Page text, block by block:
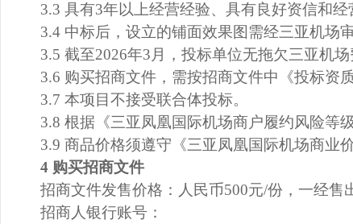
3.3 具有3年以上经营经验、具有良好资信和
3.4 中标后，设立的铺面效果图需经三亚机场
3.5 截至2026年3月，投标单位无拖欠三亚机场
3.6 购买招商文件，需按招商文件中《投标资
3.7 本项目不接受联合体投标。
3.8 根据《三亚凤凰国际机场商户履约风险等
3.9 商品价格须遵守《三亚凤凰国际机场商业
4 购买招商文件
招商文件发售价格：人民币500元/份，一经售
招商人银行账号：